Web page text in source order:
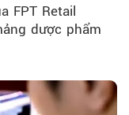
FPT Retail
dược phẩm